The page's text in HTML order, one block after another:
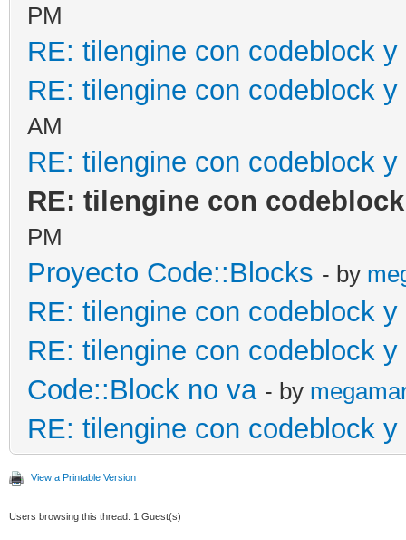
PM
RE: tilengine con codeblock y
RE: tilengine con codeblock y
AM
RE: tilengine con codeblock y
RE: tilengine con
PM
Proyecto Code::Blocks - by
RE: tilengine con codeblock y
RE: tilengine con codeblock y
Code::Block no va - by
RE: tilengine con codeblock y
View a Printable Version
Users browsing this thread: 1 Guest(s)